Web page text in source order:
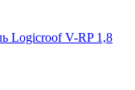
Logicroof V-RP 1,8